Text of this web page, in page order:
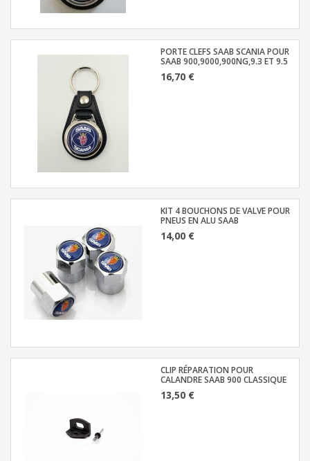
PORTE CLEFS SAAB SCANIA POUR
SAAB 900,9000,900NG,9.3 ET 9.5
16,70 €
KIT 4 BOUCHONS DE VALVE POUR
PNEUS EN ALU SAAB
14,00 €
CLIP RÉPARATION POUR
CALANDRE SAAB 900 CLASSIQUE
13,50 €